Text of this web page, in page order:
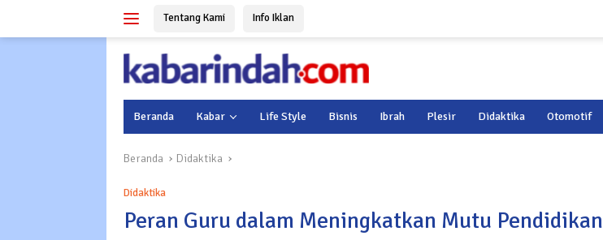
Tentang Kami Info Iklan
Beranda Kabar Life Style Bisnis Ibrah Plesir Didaktika Otomotif
Beranda Didaktika
Didaktika
Peran Guru dalam Meningkatkan Mutu Pendidikan